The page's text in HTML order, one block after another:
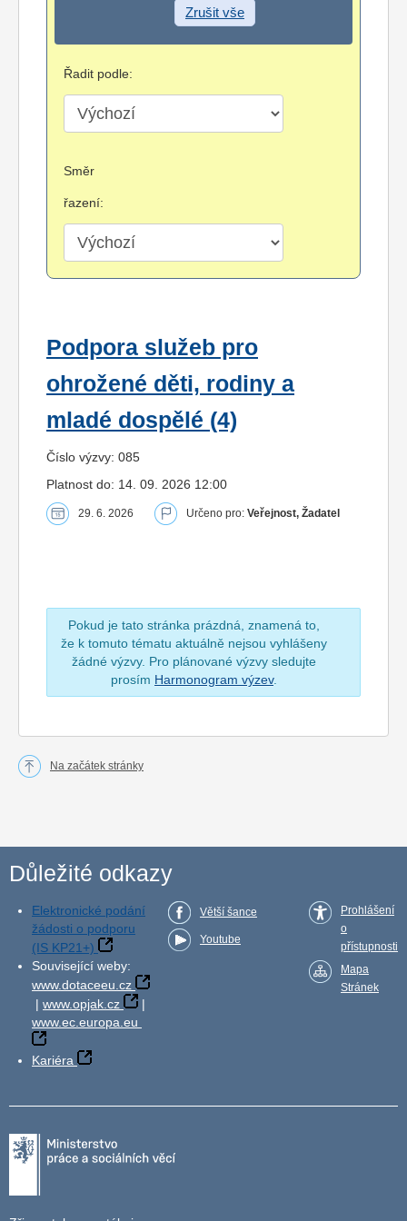
Zrušit vše
Řadit podle:
Směr
řazení:
Podpora služeb pro
ohrožené děti, rodiny a
mladé dospělé (4)
Číslo výzvy: 085
Platnost do: 14. 09. 2026 12:00
29. 6. 2026 Určeno pro: Veřejnost, Žadatel
Pokud je tato stránka prázdná, znamená to,
že k tomuto tématu aktuálně nejsou vyhlášeny
žádné výzvy. Pro plánované výzvy sledujte
prosím Harmonogram výzev.
Na začátek stránky
Důležité odkazy
Elektronické podání
žádosti o podporu
(IS KP21+)
Související weby:
www.dotaceeu.cz
| www.opjak.cz
|
www.ec.europa.eu
Kariéra
Větší šance
Youtube
Prohlášení
o
přístupnosti
Mapa
Stránek